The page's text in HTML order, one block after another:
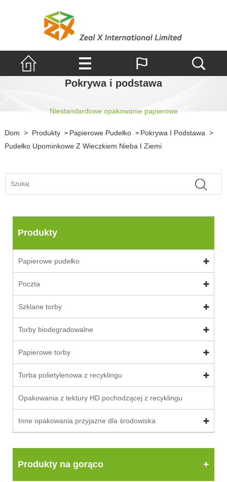
Pokrywa i podstawa
Niestandardowe opakowanie papierowe
Dom > Produkty > Papierowe Pudełko > Pokrywa I Podstawa >
Pudełko Upominkowe Z Wieczkiem Nieba I Ziemi
Produkty
Papierowe pudełko
Poczta
Szklane torby
Torby biodegradowalne
Papierowe torby
Torba polietylenowa z recyklingu
Opakowania z tektury HD pochodzącej z recyklingu
Inne opakowania przyjazne dla środowiska
Produkty na gorąco